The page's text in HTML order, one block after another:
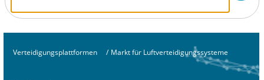
Verteidigungsplattformen / Markt für Luftverteidigungssysteme